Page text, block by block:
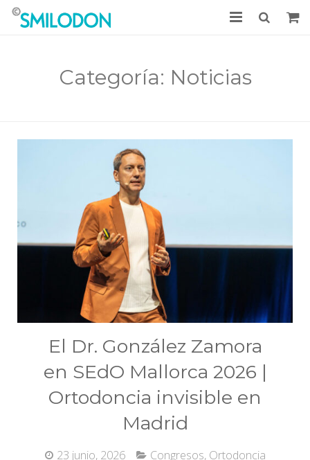
Casos clínicosCategoría: Noticias
El Dr. González Zamora
en SEdO Mallorca 2026 |
Ortodoncia invisible en
Madrid
23 junio, 2026 Congresos, Ortodoncia